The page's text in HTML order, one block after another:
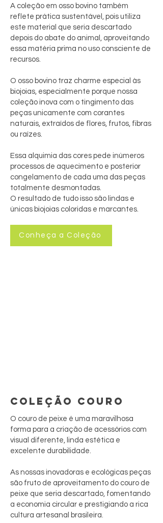
A coleção em osso bovino também
reflete prática sustentável, pois utiliza
este material que seria descartado
depois do abate do animal, aproveitando
essa matéria prima no uso consciente de
recursos.
O osso bovino traz charme especial às
biojoias, especialmente porque nossa
coleção inova com o tingimento das
peças unicamente com corantes
naturais, extraídos de flores, frutos, fibras
ou raízes.
Essa alquimia das cores pede inúmeros
processos de aquecimento e posterior
congelamento de cada uma das peças
totalmente desmontadas.
O resultado de tudo isso são lindas e
únicas biojoias coloridas e marcantes.
Conheça a Coleção
COLEÇÃO COURO
O couro de peixe é uma maravilhosa
forma para a criação de acessórios com
visual diferente, linda estética e
excelente durabilidade.
As nossas inovadoras e ecológicas peças
são fruto de aproveitamento do couro de
peixe que seria descartado, fomentando
a economia circular e prestigiando a rica
cultura artesanal brasileira.